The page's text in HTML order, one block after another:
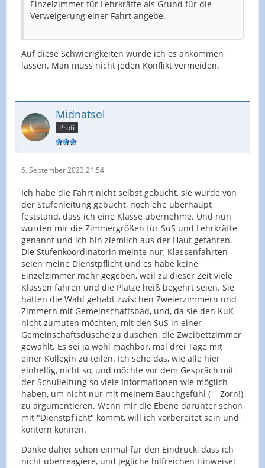
Einzelzimmer für Lehrkräfte als Grund für die
Verweigerung einer Fahrt angebe.
Auf diese Schwierigkeiten würde ich es ankommen
lassen. Man muss nicht jeden Konflikt vermeiden.
Midnatsol
Profi
6. September 2023 21:54
Ich habe die Fahrt nicht selbst gebucht, sie wurde von
der Stufenleitung gebucht, noch ehe überhaupt
feststand, dass ich eine Klasse übernehme. Und nun
wurden mir die Zimmergrößen für SuS und Lehrkräfte
genannt und ich bin ziemlich aus der Haut gefahren.
Die Stufenkoordinatorin meinte nur, Klassenfahrten
seien meine Dienstpflicht und es habe keine
Einzelzimmer mehr gegeben, weil zu dieser Zeit viele
Klassen fahren und die Plätze heiß begehrt seien. Sie
hätten die Wahl gehabt zwischen Zweierzimmern und
Zimmern mit Gemeinschaftsbad, und, da sie den KuK
nicht zumuten möchten, mit den SuS in einer
Gemeinschaftsdusche zu duschen, die Zweibettzimmer
gewählt. Es sei ja wohl machbar, mal drei Tage mit
einer Kollegin zu teilen. Ich sehe das, wie alle hier
einhellig, nicht so, und möchte vor dem Gespräch mit
der Schulleitung so viele Informationen wie möglich
haben, um nicht nur mit meinem Bauchgefühl ( = Zorn!)
zu argumentieren. Wenn mir die Ebene darunter schon
mit "Dienstpflicht" kommt, will ich vorbereitet sein und
kontern können.
Danke daher schon einmal für den Eindruck, dass ich
nicht überreagiere, und jegliche hilfreichen Hinweise!